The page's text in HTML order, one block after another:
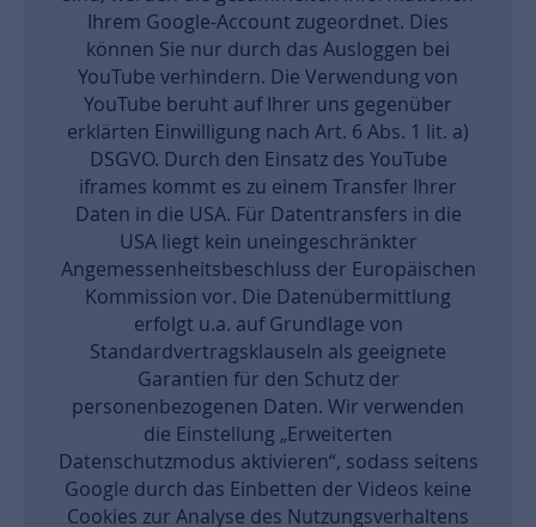
Ihrem Google-Account zugeordnet. Dies
können Sie nur durch das Ausloggen bei
YouTube verhindern. Die Verwendung von
YouTube beruht auf Ihrer uns gegenüber
erklärten Einwilligung nach Art. 6 Abs. 1 lit. a)
DSGVO. Durch den Einsatz des YouTube
iframes kommt es zu einem Transfer Ihrer
Daten in die USA. Für Datentransfers in die
USA liegt kein uneingeschränkter
Angemessenheitsbeschluss der Europäischen
Kommission vor. Die Datenübermittlung
erfolgt u.a. auf Grundlage von
Standardvertragsklauseln als geeignete
Garantien für den Schutz der
personenbezogenen Daten. Wir verwenden
die Einstellung „Erweiterten
Datenschutzmodus aktivieren“, sodass seitens
Google durch das Einbetten der Videos keine
Cookies zur Analyse des Nutzungsverhaltens